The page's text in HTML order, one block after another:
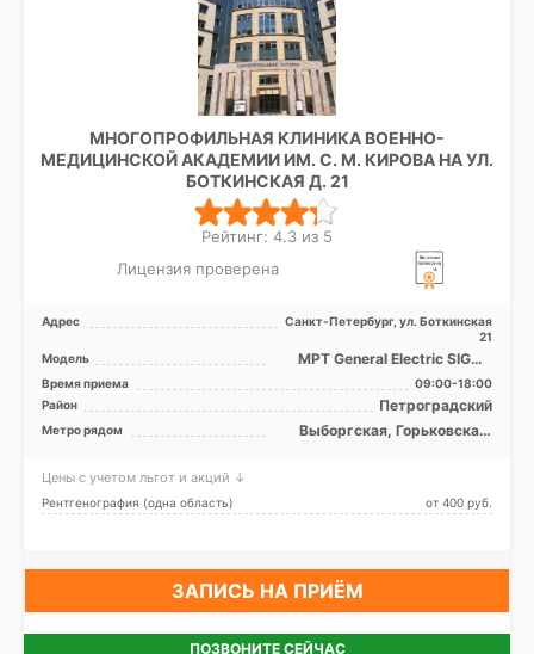
МНОГОПРОФИЛЬНАЯ КЛИНИКА ВОЕННО-
МЕДИЦИНСКОЙ АКАДЕМИИ ИМ. С. М. КИРОВА НА УЛ.
БОТКИНСКАЯ Д. 21
Рейтинг: 4.3 из 5
Лицензия проверена
Адрес
Санкт-Петербург, ул. Боткинская
21
Модель
МРТ General Electric SIGNA
1.5T закрытый тип, КТ
General Electric 16 с ...
Время приема
09:00-18:00
Район
Петроградский
Метро рядом
Выборгская, Горьковская,
Цены с учетом льгот и акций ↓
Рентгенография (одна область) от 400 pуб.
ЗАПИСЬ НА ПРИЁМ
ПОЗВОНИТЕ СЕЙЧАС